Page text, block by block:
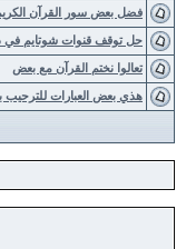
فضل بعض سور القرآن الكريم
حل توقف قنوات شوتايم في
تعالوا نختم القرآن مع بعض
هذي بعض العبارات للترحيب